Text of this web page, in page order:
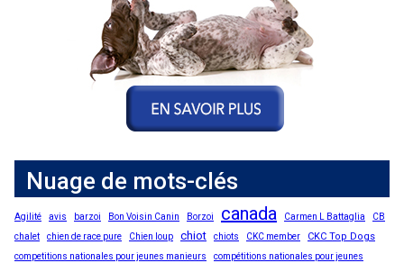
Nuage de mots-clés
Agilité avis barzoi Bon Voisin Canin Borzoi canada Carmen L Battaglia
CB
chalet
chien de race pure Chien loup chiot chiots CKC member CKC Top Dogs
competitions nationales pour jeunes manieurs
compétitions nationales pour jeunes